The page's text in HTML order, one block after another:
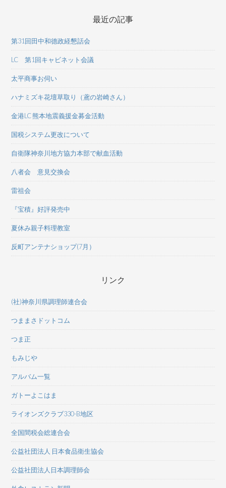
最近の記事
第31回田中和德政経懇話会
LC 第1回キャビネット会議
太平商事お伺い
ハナミズキ花壇草取り（鳶の岩崎さん）
金港LC 熊本地震義援金募金活動
国税システム更改について
自衛隊神奈川地方協力本部で献血活動
八者会 意見交換会
雷祖会
『宝積』好評発売中
夏休み親子料理教室
反町アンテナショップ(7月）
リンク
(社)神奈川県調理師連合会
つままさドットコム
つま正
もみじや
アルバム一覧
ガトーよこはま
ライオンズクラブ330-B地区
全国間税会総連合会
公益社団法人 日本食品衛生協会
公益社団法人日本調理師会